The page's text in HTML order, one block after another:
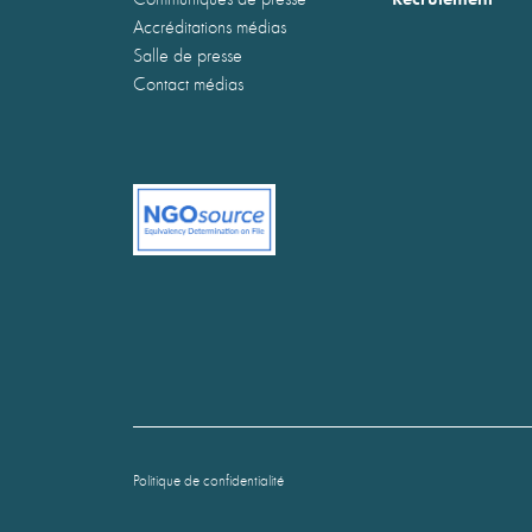
Accréditations médias
Salle de presse
Contact médias
Politique de confidentialité